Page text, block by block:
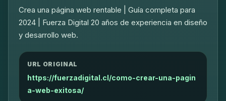
Crea una página web rentable | Guía completa para
2024 | Fuerza Digital 20 años de experiencia en diseño
y desarrollo web.
URL ORIGINAL
https://fuerzadigital.cl/como-crear-una-pagin
a-web-exitosa/